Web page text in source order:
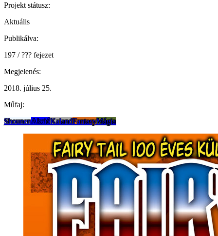
Projekt státusz:
Aktuális
Publikálva:
197 / ??? fejezet
Megjelenés:
2018. július 25.
Műfaj:
ShounenAkcióKalandFantasyMágia